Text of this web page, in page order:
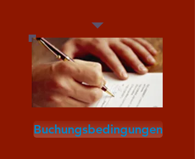
Buchungsbedingungen